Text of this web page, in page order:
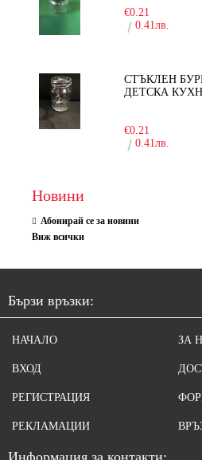
€0.21
0.41лв.
СТЪКЛЕН
ДЕТСКА
€0.21
0.41лв.
Новини
Абонирай се за новини
Виж всички
Бързи връзки:
НАЧАЛО
ВХОД
РЕГИСТРАЦИЯ
РЕКЛАМАЦИИ
ЗА
Информация за контакти: